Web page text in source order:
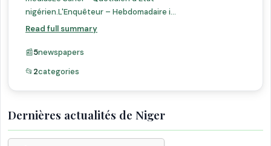
nigérien.L'Enquêteur – Hebdomadaire i...
Read full summary
📰5newspapers
📂 2categories
Dernières actualités de Niger